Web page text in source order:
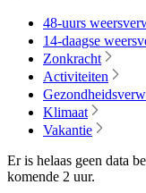
48-uurs
14-daagse
Zonkracht
Activiteiten
Klimaat
Vakantie
Er is helaas geen data
komende 2 uur.